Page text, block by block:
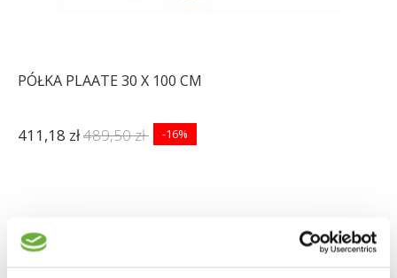
PÓŁKA PLAATE 30 X 100 CM
411,18 zł489,50 zł -16%